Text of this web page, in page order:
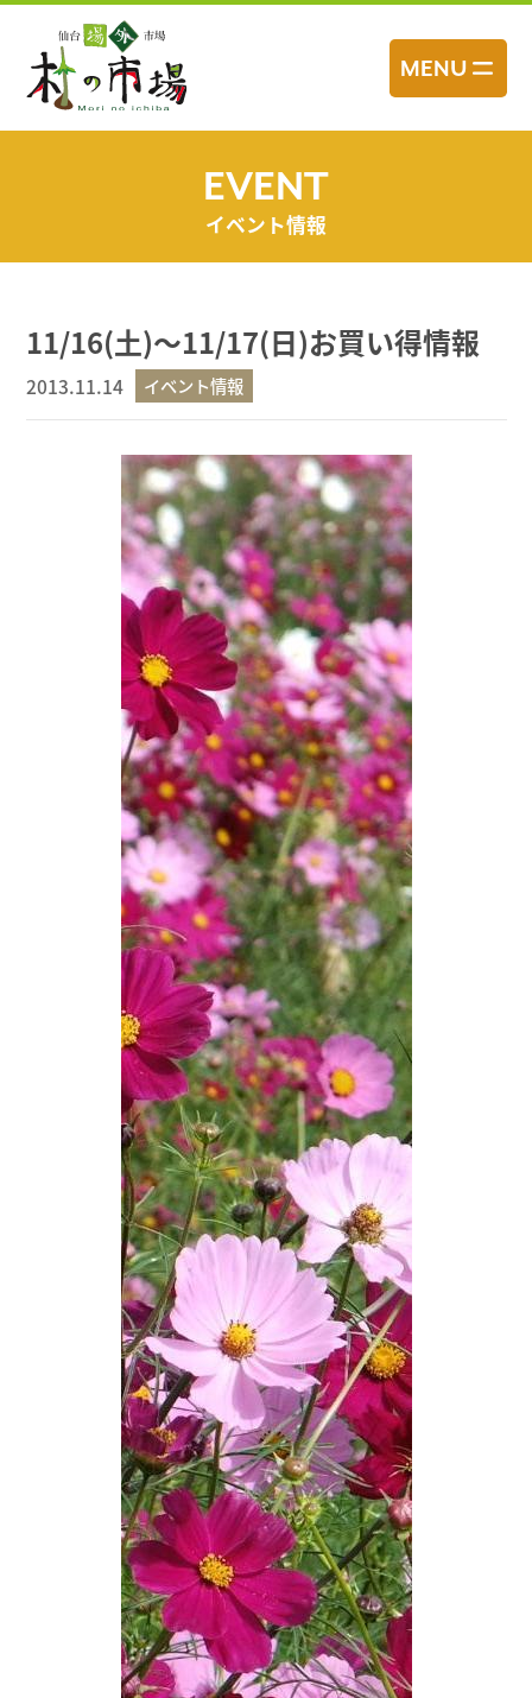
ッ
MENU
EVENT
イベント情報
11/16(土)～11/17(日)お買い得情報
2013.11.14 イベント情報